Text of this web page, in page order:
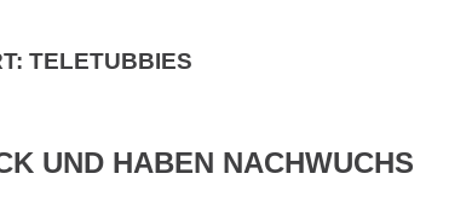
TELETUBBIES
UND HABEN NACHWUCHS